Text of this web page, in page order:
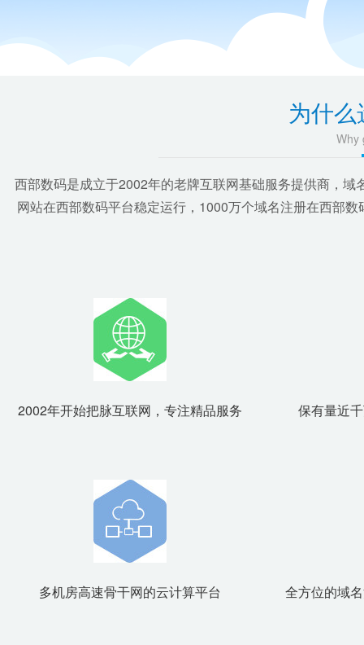
为什
Why
西部数码是成立于2002年的老牌互联网基础服务提供商，
网站在西部数码平台稳定运行，1000万个域名注册在西部数
2002年开始把脉互联网，专注精品服务 保有量近
多机房高速骨干网的云计算平台 全方位的域